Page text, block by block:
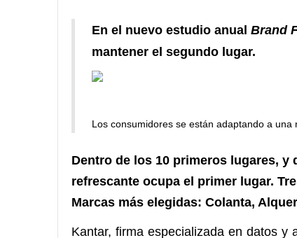
En el nuevo estudio anual Brand
mantener el segundo lugar.
Los consumidores se están adaptando a una
Dentro de los 10 primeros lugares,
refrescante ocupa el primer lugar.
Marcas más elegidas: Colanta,
Kantar, firma especializada en datos y